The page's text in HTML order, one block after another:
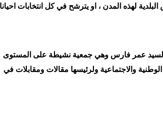
لهذه المدن ، او يترشح في كل انتخابات احيانا
السيد عمر فارس وهي جمعية نشيطة على المستوى
والاجتماعية ولرئيسها مقالات ومقابلات في